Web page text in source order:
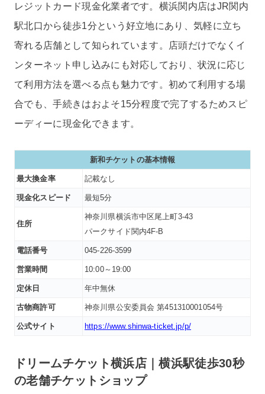
レジットカード現金化業者です。横浜関内店はJR関内
駅北口から徒歩1分という好立地にあり、気軽に立ち
寄れる店舗として知られています。店頭だけでなくイ
ンターネット申し込みにも対応しており、状況に応じ
て利用方法を選べる点も魅力です。初めて利用する場
合でも、手続きはおよそ15分程度で完了するためスピ
ーディーに現金化できます。
新和チケットの基本情報
最大換金率 記載なし
現金化スピード 最短5分
住所
神奈川県横浜市中区尾上町3-43
パークサイド関内4F-B
電話番号 045-226-3599
営業時間 10:00～19:00
定休日 年中無休
古物商許可 神奈川県公安委員会 第451310001054号
公式サイト https://www.shinwa-ticket.jp/p/
ドリームチケット横浜店｜横浜駅徒歩30秒
の老舗チケットショップ